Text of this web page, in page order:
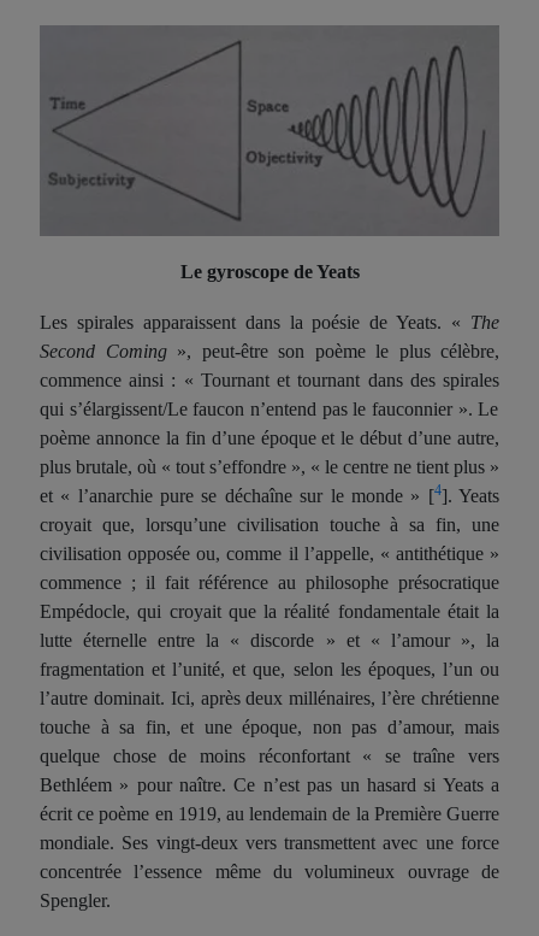
Le gyroscope de Yeats
Les spiralesapparaissent dans la poésie de Yeats. « The
Second Coming», peut-être son poème le plus célèbre,
commence ainsi : « Tournant et tournant dans des spirales
qui s’élargissent/Le faucon n’entend pas le fauconnier ». Le
poème annonce la fin d’une époque et le début d’une autre,
plus brutale, où « tout s’effondre », « le centre ne tient plus »
et « l’anarchie pure se déchaîne sur le monde » [4]. Yeats
croyait que, lorsqu’une civilisation touche à sa fin, une
civilisation opposée ou, comme il l’appelle, « antithétique »
commence ; il fait référence au philosophe présocratique
Empédocle, qui croyait que la réalité fondamentale était la
lutte éternelle entre la « discorde » et « l’amour », la
fragmentation et l’unité, et que, selon les époques, l’un ou
l’autre dominait. Ici, après deux millénaires, l’ère chrétienne
touche à sa fin, et une époque, non pas d’amour, mais
quelque chose de moins réconfortant « se traîne vers
Bethléem » pour naître. Ce n’est pas un hasard si Yeats a
écrit ce poème en 1919, au lendemain de la Première Guerre
mondiale. Ses vingt-deux vers transmettent avec une force
concentrée l’essence même du volumineux ouvrage de
Spengler.